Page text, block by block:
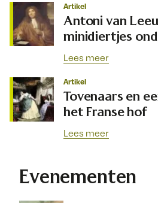
Artikel
Antoni van
minidiertjes
Lees meer
Artikel
Tovenaars en
het Franse hof
Lees meer
Evenementen